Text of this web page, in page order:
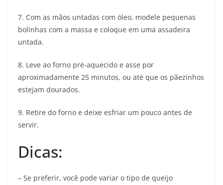
7. Com as mãos untadas com óleo, modele pequenas
bolinhas com a massa e coloque em uma assadeira
untada.
8. Leve ao forno pré-aquecido e asse por
aproximadamente 25 minutos, ou até que os pãezinhos
estejam dourados.
9. Retire do forno e deixe esfriar um pouco antes de
servir.
Dicas:
– Se preferir, você pode variar o tipo de queijo